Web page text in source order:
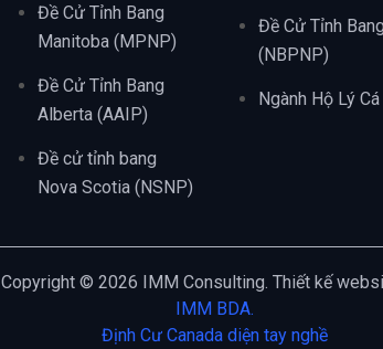
Đề Cử Tỉnh Bang
Manitoba (MPNP)
Đề Cử Tỉnh Bang
Alberta (AAIP)
Đề cử tỉnh bang
Nova Scotia (NSNP)
Đề Cử Tỉnh
(NBPNP)
Ngành Hộ Lý Cá
Copyright © 2026 IMM Consulting. Thiết kế
IMM BDA.
Định Cư Canada diện tay nghề